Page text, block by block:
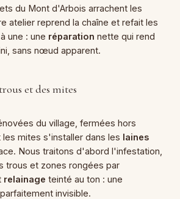
du Mont d'Arbois arrachent les
atelier reprend la chaîne et refait les
une : une réparation nette qui rend
sans nœud apparent.
et des mites
du village, fermées hors
les mites s'installer dans les laines
Nous traitons d'abord l'infestation,
trous et zones rongées par
relainage teinté au ton : une
parfaitement invisible.